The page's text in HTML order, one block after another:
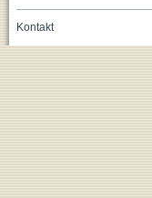
Kontakt